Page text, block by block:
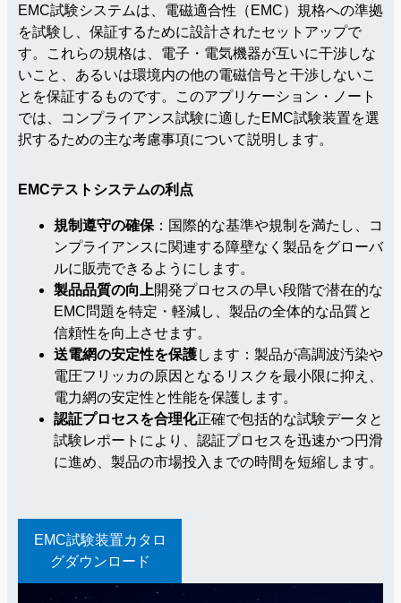
EMC試験システムは、電磁適合性（EMC）規格への準拠
を試験し、保証するために設計されたセットアップで
す。これらの規格は、電子・電気機器が互いに干渉しな
いこと、あるいは環境内の他の電磁信号と干渉しないこ
とを保証するものです。このアプリケーション・ノート
では、コンプライアンス試験に適したEMC試験装置を選
択するための主な考慮事項について説明します。
EMCテストシステムの利点
規制遵守の確保 ：国際的な基準や規制を満たし、コ
ンプライアンスに関連する障壁なく製品をグローバ
ルに販売できるようにします。
製品品質の向上開発プロセスの早い段階で潜在的な
EMC問題を特定・軽減し、製品の全体的な品質と
信頼性を向上させます。
送電網の安定性を保護します：製品が高調波汚染や
電圧フリッカの原因となるリスクを最小限に抑え、
電力網の安定性と性能を保護します。
認証プロセスを合理化正確で包括的な試験データと
試験レポートにより、認証プロセスを迅速かつ円滑
に進め、製品の市場投入までの時間を短縮します。
EMC試験装置カタロ
グダウンロード